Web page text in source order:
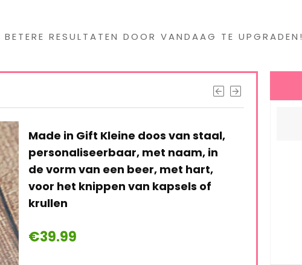
RESULTATEN DOOR VANDAAG TE UPGRADEN!
Made in Gift Kleine doos van staal,
personaliseerbaar, met naam, in
de vorm van een beer, met hart,
voor het knippen van kapsels of
krullen
€39.99